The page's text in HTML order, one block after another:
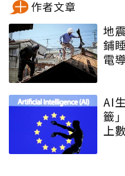
作者文章
地
鋪
電
AI
籤
上